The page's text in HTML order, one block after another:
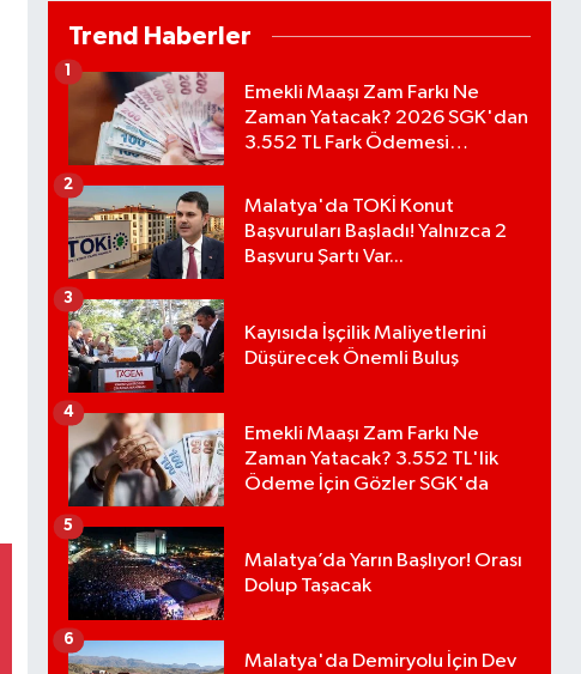
Trend Haberler
Emekli Maaşı Zam Farkı Ne
Zaman Yatacak? 2026 SGK'dan
3.552 TL Fark Ödemesi
1
Malatya'da TOKİ Konut
Başvuruları Başladı! Yalnızca 2
Başvuru Şartı Var...
2
Kayısıda İşçilik Maliyetlerini
Düşürecek Önemli Buluş
3
Emekli Maaşı Zam Farkı Ne
Zaman Yatacak? 3.552 TL'lik
Ödeme İçin Gözler SGK'da
4
Malatya’da Yarın Başlıyor! Orası
Dolup Taşacak
5
Malatya'da Demiryolu İçin Dev
6